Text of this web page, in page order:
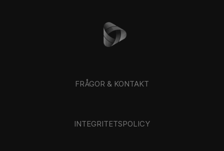
FRÅGOR & KONTAKT
INTEGRITETSPOLICY